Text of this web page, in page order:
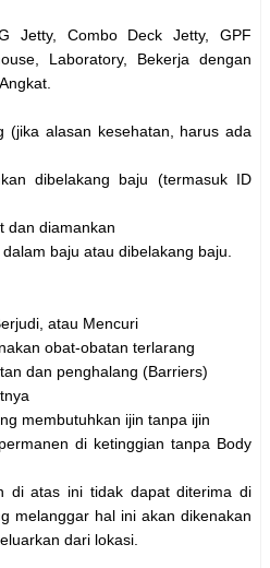
Jetty, Combo Deck Jetty, GPF
Laboratory, Bekerja dengan
(jika alasan kesehatan, harus ada
dibelakang baju (termasuk ID
dan diamankan
baju atau dibelakang baju.
atau Mencuri
obat-obatan terlarang
dan penghalang (Barriers)
membutuhkan ijin tanpa ijin
di ketinggian tanpa Body
di atas ini tidak dapat diterima di
melanggar hal ini akan dikenakan
dari lokasi.